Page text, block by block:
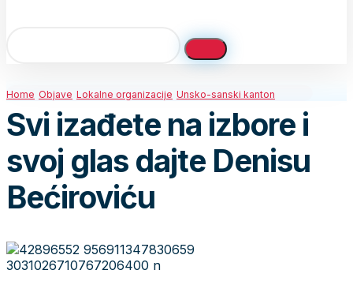
Home Objave Lokalne organizacije Unsko-sanski kanton
Svi izađete na izbore i
svoj glas dajte Denisu
Bećiroviću